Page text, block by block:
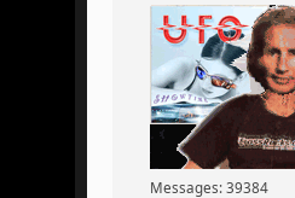
Messages: 39384